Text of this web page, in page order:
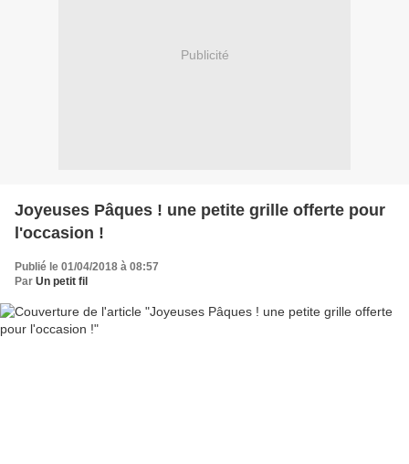
Publicité
Joyeuses Pâques ! une petite grille offerte pour
l'occasion !
Publié le 01/04/2018 à 08:57
Par Un petit fil